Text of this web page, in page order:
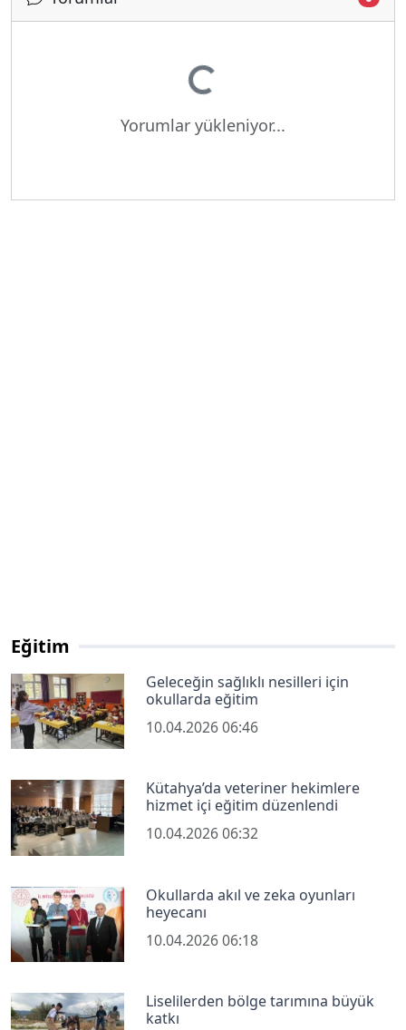
Yükleniyor...
Yorumlar yükleniyor...
Eğitim
Geleceğin sağlıklı nesilleri için
okullarda eğitim
10.04.2026 06:46
Kütahya’da veteriner hekimlere
hizmet içi eğitim düzenlendi
10.04.2026 06:32
Okullarda akıl ve zeka oyunları
heyecanı
10.04.2026 06:18
Liselilerden bölge tarımına büyük
katkı